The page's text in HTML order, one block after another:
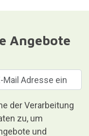
Angebote
der Verarbeitung
zu, um
und